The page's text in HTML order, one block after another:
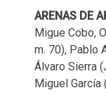
ARENAS DE
Migue Cobo,
m. 70), Pablo
Álvaro Sierra
Miguel García